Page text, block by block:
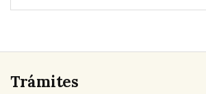
Trámites